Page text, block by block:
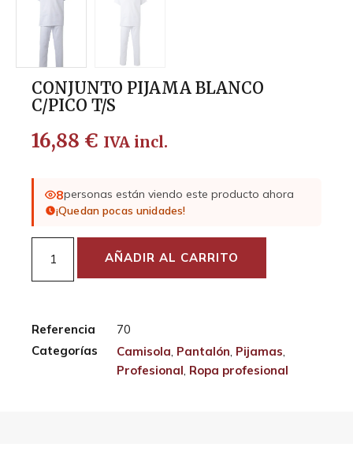
CONJUNTO PIJAMA BLANCO
C/PICO T/S
16,88 € IVA incl.
8personas están viendo este producto ahora
¡Quedan pocas unidades!
AÑADIR AL CARRITO
Referencia
70
Categorías
Camisola, Pantalón, Pijamas,
Profesional, Ropa profesional